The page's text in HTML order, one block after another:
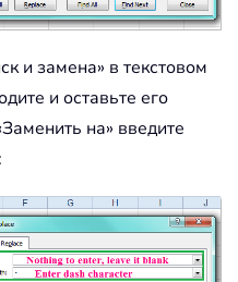
и замена» в текстовом
и оставьте его
на» введите